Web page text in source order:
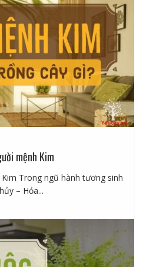
mệnh Kim
Trong ngũ hành tương sinh
– Hỏa...